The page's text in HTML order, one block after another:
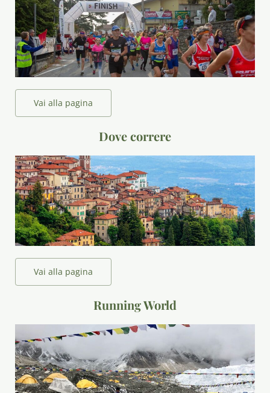
Vai alla pagina
Dove correre
Vai alla pagina
Running World